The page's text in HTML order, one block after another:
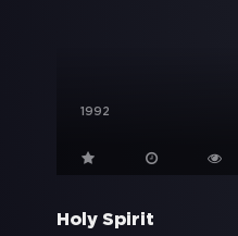
1992
Holy Spirit